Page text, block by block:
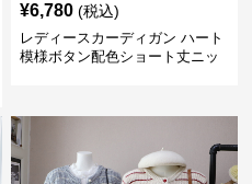
¥6,780 (税込)
レディースカーディガン ハート
模様ボタン配色ショート丈ニッ